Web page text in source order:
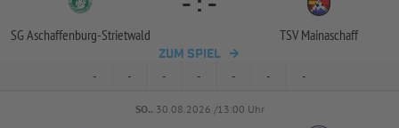
SG Aschaffenburg-Strietwald TSV Mainaschaff
ZUM SPIEL
- - - - - - -
SO.. 30.08.2026 /13:00 Uhr